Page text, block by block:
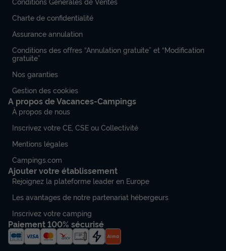
Charte de confidentialité
Assurance annulation
Conditions des offres “Annulation gratuite” et “Modification
gratuite”
Nos garanties
Gestion des cookies
A propos de Vacances-Campings
À propos de nous
Inscrivez votre CE, CSE ou Collectivité
Mentions légales
Campings.com
Ajouter votre établissement
Rejoignez la plateforme leader en Europe
Les avantages de notre partenariat hébergeurs
Inscrivez votre camping
Paiement 100% sécurisé